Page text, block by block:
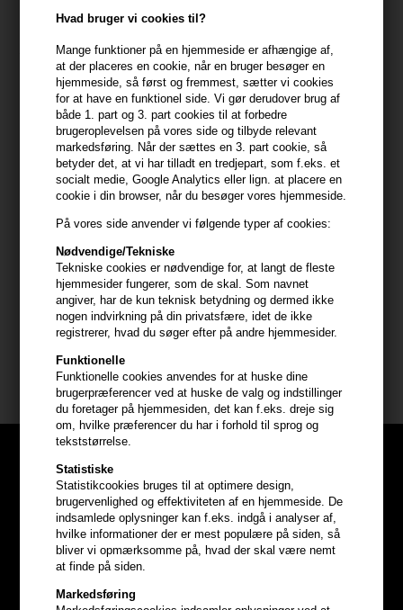
Hvad bruger vi cookies til?
Mange funktioner på en hjemmeside er afhængige af,
at der placeres en cookie, når en bruger besøger en
hjemmeside, så først og fremmest, sætter vi cookies
for at have en funktionel side. Vi gør derudover brug af
både 1. part og 3. part cookies til at forbedre
brugeroplevelsen på vores side og tilbyde relevant
markedsføring. Når der sættes en 3. part cookie, så
betyder det, at vi har tilladt en tredjepart, som f.eks. et
socialt medie, Google Analytics eller lign. at placere en
cookie i din browser, når du besøger vores hjemmeside.
På vores side anvender vi følgende typer af cookies:
Nødvendige/Tekniske
Tekniske cookies er nødvendige for, at langt de fleste
hjemmesider fungerer, som de skal. Som navnet
angiver, har de kun teknisk betydning og dermed ikke
nogen indvirkning på din privatsfære, idet de ikke
registrerer, hvad du søger efter på andre hjemmesider.
Funktionelle
Funktionelle cookies anvendes for at huske dine
brugerpræferencer ved at huske de valg og indstillinger
du foretager på hjemmesiden, det kan f.eks. dreje sig
om, hvilke præferencer du har i forhold til sprog og
tekststørrelse.
Statistiske
Statistikcookies bruges til at optimere design,
brugervenlighed og effektiviteten af en hjemmeside. De
indsamlede oplysninger kan f.eks. indgå i analyser af,
hvilke informationer der er mest populære på siden, så
bliver vi opmærksomme på, hvad der skal være nemt
at finde på siden.
Markedsføring
Strong Gel er en gel, der giver et stærkt hold under styling. Gel'en
tørt hår for at få et stærkt hold (holdfaktor 4/5).
Xclusive Strong Gel indeholder blandt andet panthenol, der
medvirker til at give håret styrke og glans. Er uden parabener,
sulfater og allergene parfumer.
Sådan bruger du IdHAIR Elements Xclusive Strong Gel
I fugtigt hår:
- Påfør inden føntørring for kontrol af frisuren
I tørt hår:
- For at give et stærkt hold
- Kan også bruges i tørt hår til at give wet-look
Størrelse: 100ml
IdHAIR Elements Xclusive